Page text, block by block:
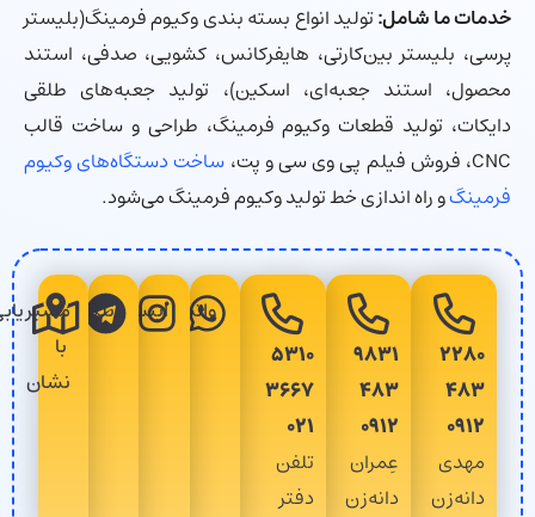
خدمات ما شامل:تولید انواع بسته بندی وکیوم فرمینگ(بلیستر
پرسی، بلیستر بین‌کارتی، هایفرکانس، کشویی، صدفی، استند
محصول، استند جعبه‌ای، اسکین)، تولید جعبه‌های طلقی
دایکات، تولید قطعات وکیوم فرمینگ، طراحی و ساخت قالب
CNC، فروش فیلم پی وی سی و پت،
ساخت دستگاه‌های وکیوم
فرمینگو راه اندازی خط تولید وکیوم فرمینگ می‌شود.
۲۲۸۰
۴۸۳
۰۹۱۲
مهدی
دانه‌زن
۹۸۳۱
۴۸۳
۰۹۱۲
عِمران
دانه‌زن
۵۳۱۰
۳۶۶۷
۰۲۱
تلفن
دفتر
واتساپاینستاگرام
تلگراممسیریابی
با
نشان